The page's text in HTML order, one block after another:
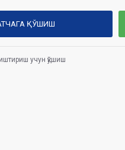
ҚЎШИШ
учун қўшиш